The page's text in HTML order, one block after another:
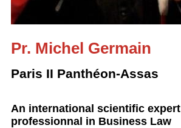
Pr. Michel Germain
Paris II Panthéon-Assas
An international scientific expert
professionnal in Business Law